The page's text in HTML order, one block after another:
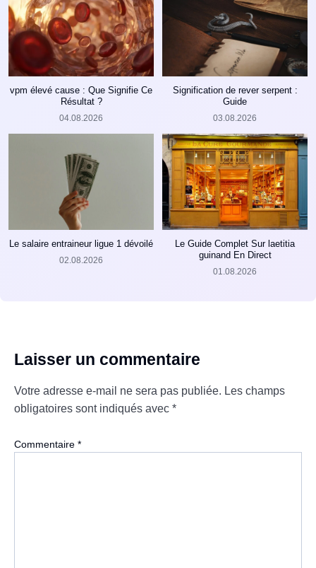
vpm élevé cause : Que Signifie Ce
Résultat ?
04.08.2026
Signification de rever serpent :
Guide
03.08.2026
Le salaire entraineur ligue 1 dévoilé
02.08.2026
Le Guide Complet Sur laetitia
guinand En Direct
01.08.2026
Laisser un commentaire
Votre adresse e-mail ne sera pas publiée. Les champs
obligatoires sont indiqués avec *
Commentaire *